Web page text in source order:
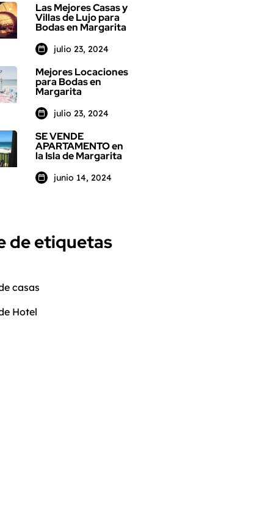
Las Mejores Casas y
Villas de Lujo para
Bodas en Margarita
julio 23, 2024
Mejores Locaciones
para Bodas en
Margarita
julio 23, 2024
SE VENDE
APARTAMENTO en
la Isla de Margarita
junio 14, 2024
de etiquetas
casas
Hotel